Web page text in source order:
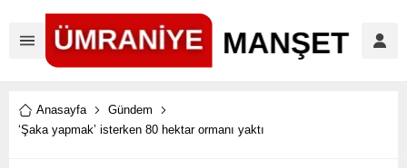
Anasayfa
Gündem
‘Şaka yapmak’ isterken 80 hektar ormanı yaktı